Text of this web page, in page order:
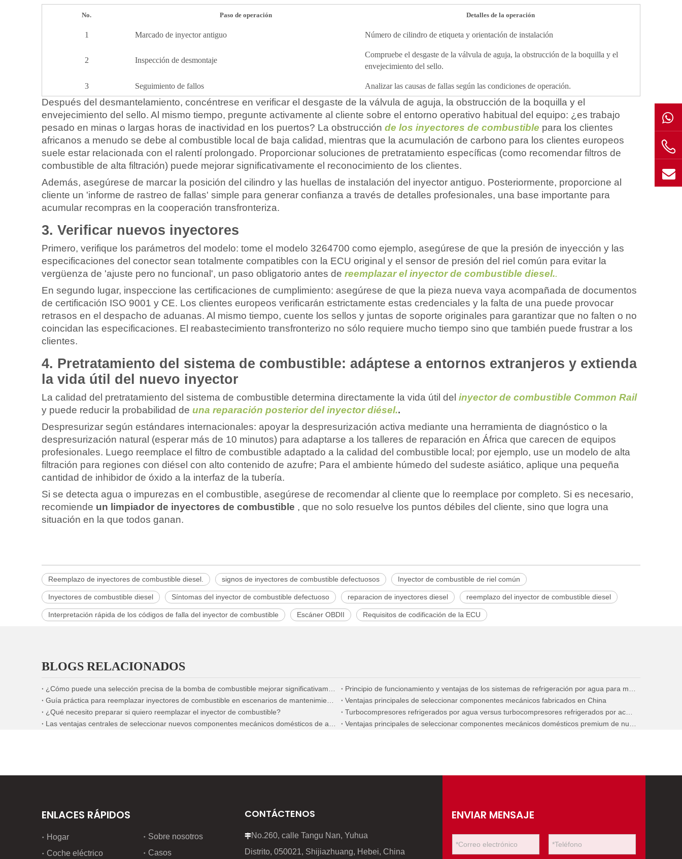
No. Paso de operación Detalles de la operación
1 Marcado de inyector antiguo Número de cilindro de etiqueta y orientación de instalación
2 Inspección de desmontaje
Compruebe el desgaste de la válvula de aguja, la obstrucción de la boquilla y el
envejecimiento del sello.
3 Seguimiento de fallos Analizar las causas de fallas según las condiciones de operación.
Después del desmantelamiento, concéntrese en verificar el desgaste de la válvula de aguja, la obstrucción de la boquilla y el
envejecimiento del sello. Al mismo tiempo, pregunte activamente al cliente sobre el entorno operativo habitual del equipo: ¿es trabajo
pesado en minas o largas horas de inactividad en los puertos? La obstrucción de los inyectores de combustible para los clientes
africanos a menudo se debe al combustible local de baja calidad, mientras que la acumulación de carbono para los clientes europeos
suele estar relacionada con el ralentí prolongado. Proporcionar soluciones de pretratamiento específicas (como recomendar filtros de
combustible de alta filtración) puede mejorar significativamente el reconocimiento de los clientes.
Además, asegúrese de marcar la posición del cilindro y las huellas de instalación del inyector antiguo. Posteriormente, proporcione al
cliente un 'informe de rastreo de fallas' simple para generar confianza a través de detalles profesionales, una base importante para
acumular recompras en la cooperación transfronteriza.
3. Verificar nuevos inyectores
Primero, verifique los parámetros del modelo: tome el modelo 3264700 como ejemplo, asegúrese de que la presión de inyección y las
especificaciones del conector sean totalmente compatibles con la ECU original y el sensor de presión del riel común para evitar la
vergüenza de 'ajuste pero no funcional', un paso obligatorio antes de reemplazar el inyector de combustible diesel..
En segundo lugar, inspeccione las certificaciones de cumplimiento: asegúrese de que la pieza nueva vaya acompañada de documentos
de certificación ISO 9001 y CE. Los clientes europeos verificarán estrictamente estas credenciales y la falta de una puede provocar
retrasos en el despacho de aduanas. Al mismo tiempo, cuente los sellos y juntas de soporte originales para garantizar que no falten o no
coincidan las especificaciones. El reabastecimiento transfronterizo no sólo requiere mucho tiempo sino que también puede frustrar a los
clientes.
4. Pretratamiento del sistema de combustible: adáptese a entornos extranjeros y extienda
la vida útil del nuevo inyector
La calidad del pretratamiento del sistema de combustible determina directamente la vida útil del inyector de combustible Common Rail
y puede reducir la probabilidad de una reparación posterior del inyector diésel..
Despresurizar según estándares internacionales: apoyar la despresurización activa mediante una herramienta de diagnóstico o la
despresurización natural (esperar más de 10 minutos) para adaptarse a los talleres de reparación en África que carecen de equipos
profesionales. Luego reemplace el filtro de combustible adaptado a la calidad del combustible local; por ejemplo, use un modelo de alta
filtración para regiones con diésel con alto contenido de azufre; Para el ambiente húmedo del sudeste asiático, aplique una pequeña
cantidad de inhibidor de óxido a la interfaz de la tubería.
Si se detecta agua o impurezas en el combustible, asegúrese de recomendar al cliente que lo reemplace por completo. Si es necesario,
recomiende un limpiador de inyectores de combustible , que no solo resuelve los puntos débiles del cliente, sino que logra una
situación en la que todos ganan.
Reemplazo de inyectores de combustible diesel. signos de inyectores de combustible defectuosos Inyector de combustible de riel común
Inyectores de combustible diesel Síntomas del inyector de combustible defectuoso reparacion de inyectores diesel reemplazo del inyector de combustible diesel
Interpretación rápida de los códigos de falla del inyector de combustible Escáner OBDII Requisitos de codificación de la ECU
BLOGS RELACIONADOS
Ventajas principales de seleccionar componentes mecánicos fabricados en China
¿Qué necesito preparar si quiero reemplazar el inyector de combustible?
ENLACES RÁPIDOS
Hogar
Coche eléctrico
Sobre nosotros
Casos
CONTÁCTENOS
No.260, calle Tangu Nan, Yuhua
Distrito, 050021, Shijiazhuang, Hebei, China
ENVIAR MENSAJE